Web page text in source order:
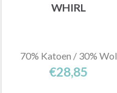
WHIRL
70% Katoen / 30% Wol
€28,85